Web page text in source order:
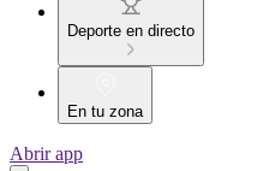
Deporte en directo
En tu zona
Abrir app